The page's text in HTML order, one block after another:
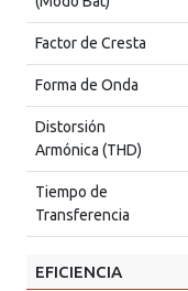
Factor de Cresta
Forma de Onda
Distorsión
Armónica (THD)
Tiempo de
Transferencia
EFICIENCIA